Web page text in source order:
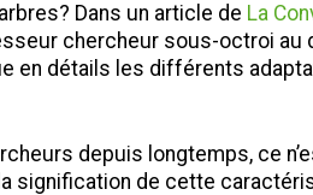
Dans un article de La
chercheur sous-octroi au
en détails les différents
depuis longtemps, ce
signification de cette